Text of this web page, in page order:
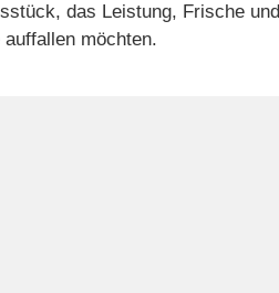
das Leistung, Frische und
möchten.